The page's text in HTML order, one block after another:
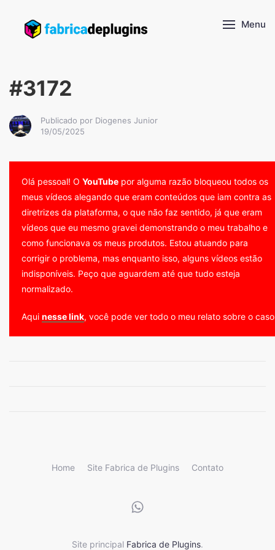
Menu
#3172
Publicado por Diogenes Junior
19/05/2025
Olá pessoal! O YouTube por alguma razão bloqueou todos os
meus vídeos alegando que eram conteúdos que iam contra as
diretrizes da plataforma, o que não faz sentido, já que eram
vídeos que eu mesmo gravei demonstrando o meu trabalho e
como funcionava os meus produtos. Estou atuando para
corrigir o problema, mas enquanto isso, alguns vídeos estão
indisponíveis. Peço que aguardem até que tudo esteja
normalizado.
Aqui nesse link, você pode ver todo o meu relato sobre o
Home Site Fabrica de Plugins Contato
Site principal Fabrica de Plugins.